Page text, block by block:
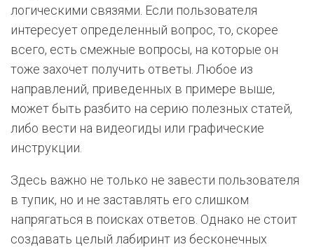
логическими связями. Если пользователя
интересует определенный вопрос, то, скорее
всего, есть смежные вопросы, на которые он
тоже захочет получить ответы. Любое из
направлений, приведенных в примере выше,
может быть разбито на серию полезных статей,
либо вести на видеогиды или графические
инструкции.
Здесь важно не только не завести пользователя
в тупик, но и не заставлять его слишком
напрягаться в поисках ответов. Однако не стоит
создавать целый лабиринт из бесконечных